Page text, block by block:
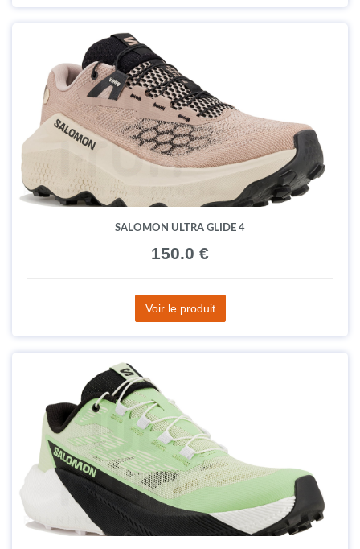
SALOMON ULTRA GLIDE 4
150.0 €
Voir le produit